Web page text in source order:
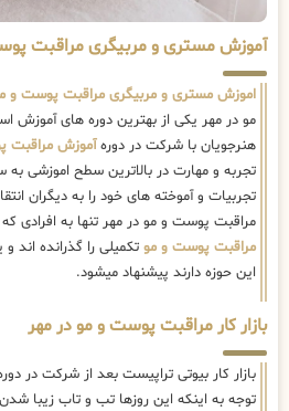
آموزش مستری و مربیگری مراقبت
اموزش مستری و مربیگری مراقبت پوست و
مو در مهر یکی از بهترین دوره های آموزش
هنرجویان با شرکت در دورهآموزش مراقبت
تجربه و مهارت در بالاترین سطح اموزشی به
تجربیات و آموخته های خود را به دیگران
مراقبت پوست و مو در مهر تنها به افرادی که
مراقبت پوست و مو
این حوزه دارند پیشنهاد میشود.
بازار کار مراقبت پوست و مو در مهر
بازار کار بیوتی تراپیست بعد از شرکت در
توجه به اینکه این روزها تب و تاب زیبا